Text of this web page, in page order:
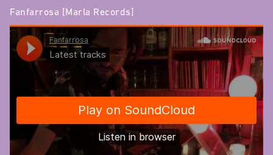
Fanfarrosa [Marla Records]